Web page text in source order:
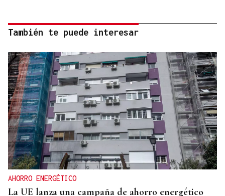
También te puede interesar
AHORRO ENERGÉTICO
La UE lanza una campaña de ahorro energético